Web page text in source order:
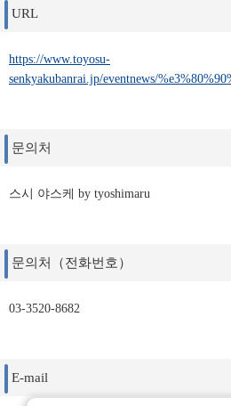
URL
https://www.toyosu-
senkyakubanrai.jp/eventnews/
문의처
스시 야스케 by tyoshimaru
문의처（전화번호）
03-3520-8682
E-mail